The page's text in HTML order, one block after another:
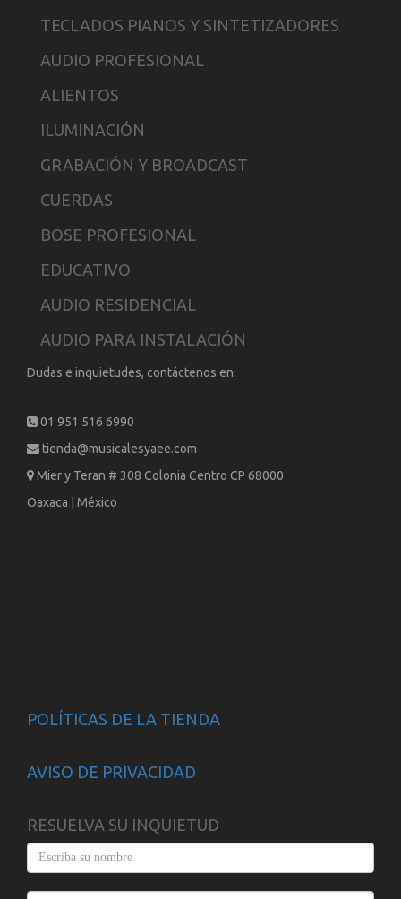
TECLADOS PIANOS Y SINTETIZADORES
AUDIO PROFESIONAL
ALIENTOS
ILUMINACIÓN
GRABACIÓN Y BROADCAST
CUERDAS
BOSE PROFESIONAL
EDUCATIVO
AUDIO RESIDENCIAL
AUDIO PARA INSTALACIÓN
Dudas e inquietudes, contáctenos en:
01 951 516 6990
tienda@musicalesyaee.com
Mier y Teran # 308 Colonia Centro CP 68000
Oaxaca | México
POLÍTICAS DE LA TIENDA
AVISO DE PRIVACIDAD
RESUELVA SU INQUIETUD